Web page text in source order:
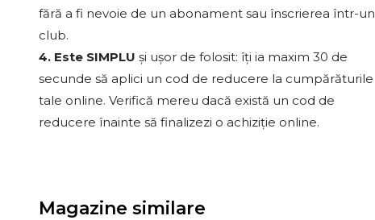
fără a fi nevoie de un abonament sau înscrierea într-un
club.
4. Este SIMPLU și ușor de folosit: îți ia maxim 30 de
secunde să aplici un cod de reducere la cumpărăturile
tale online. Verifică mereu dacă există un cod de
reducere înainte să finalizezi o achiziție online.
Magazine similare